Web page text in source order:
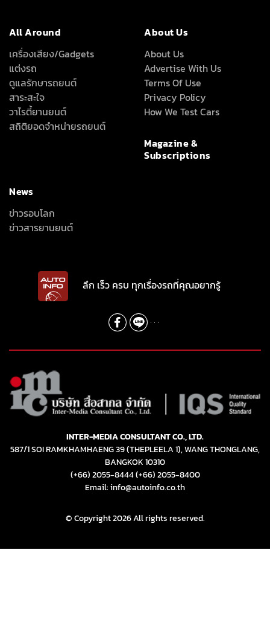
All Around
เครื่องเสียง/Gadgets
แต่งรถ
ดูแลรักษารถยนต์
สาระสะใจ
วาไรตี้ยานยนต์
สถิติยอดจำหน่ายรถยนต์
About Us
About Us
Advertise With Us
Terms Of Use
Privacy Policy
How We Test Cars
Magazine &
Subscriptions
News
ข่าวรอบโลก
ข่าวสารยานยนต์
ลึก เร็ว ครบ ทุกเรื่องรถที่คุณอยากรู้
INTER-MEDIA CONSULTANT CO., LTD.
587/1 SOI RAMKHAMHAENG 39 (THEPLEELA 1), WANG THONGLANG,
BANGKOK 10310
(+66) 2055-8444(+66) 2055-8400
Email: info@autoinfo.co.th
© Copyright 2026 All rights reserved.